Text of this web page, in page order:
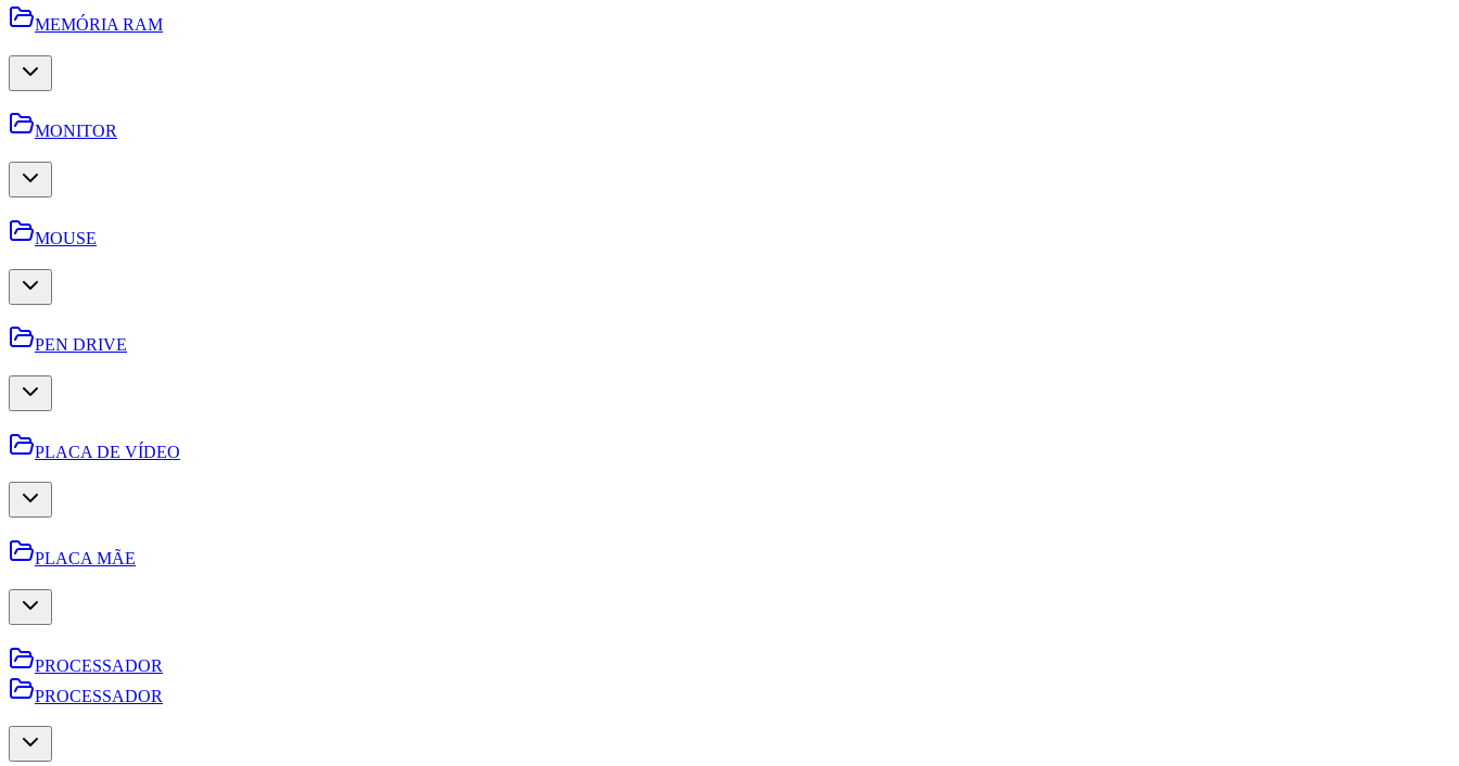
MEMÓRIA RAM
MONITOR
MOUSE
PEN DRIVE
PLACA DE VÍDEO
PLACA MÃE
PROCESSADOR
PROCESSADOR